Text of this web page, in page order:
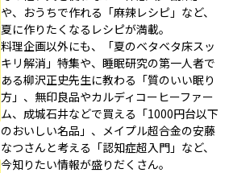
や、おうちで作れる「麻辣レシピ」など、
夏に作りたくなるレシピが満載。
料理企画以外にも、「夏のベタベタ床スッ
キリ解消」特集や、睡眠研究の第一人者で
ある柳沢正史先生に教わる「質のいい眠り
方」、無印良品やカルディコーヒーファー
ム、成城石井などで買える「1000円台以下
のおいしい名品」、メイプル超合金の安藤
なつさんと考える「認知症超入門」など、
今知りたい情報が盛りだくさん。